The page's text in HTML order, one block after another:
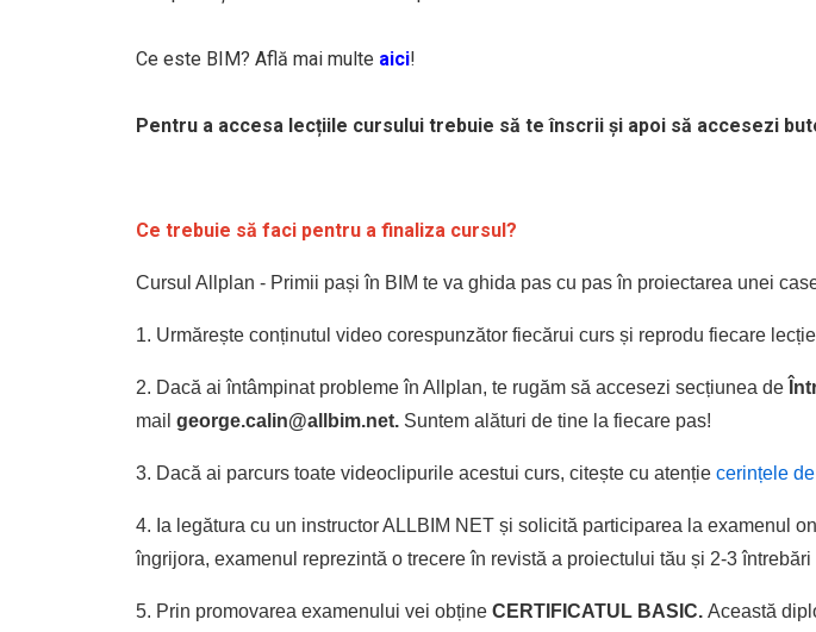
Ce este BIM? Află mai multe aici!
Pentru a accesa lecțiile cursului trebuie să te înscrii și apoi să accesezi
Ce trebuie să faci pentru a finaliza cursul?
Cursul Allplan - Primii pași în BIM te va ghida pas cu pas în proiectarea unei
1. Urmărește conținutul video corespunzător fiecărui curs și reprodu fiecare
2. Dacă ai întâmpinat probleme în Allplan, te rugăm să accesezi secțiunea de
mail george.calin@allbim.net. Suntem alături de tine la fiecare pas!
3. Dacă ai parcurs toate videoclipurile acestui curs, citește cu atenție cerințele
4. Ia legătura cu un instructor ALLBIM NET și solicită participarea la examenul
îngrijora, examenul reprezintă o trecere în revistă a proiectului tău și 2-3
5. Prin promovarea examenului vei obține CERTIFICATUL BASIC. Această